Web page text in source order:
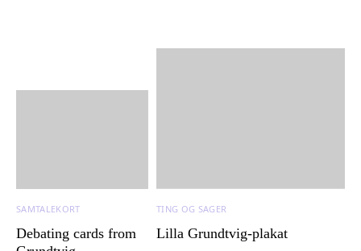
SAMTALEKORT
Debating cards from
TING OG SAGER
Lilla Grundtvig-plakat